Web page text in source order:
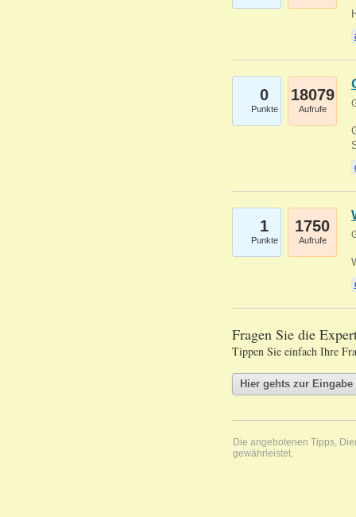
0
Punkte
18079
Aufrufe
1
Punkte
1750
Aufrufe
Fragen Sie die
Tippen Sie einfach Ihre
Die angebotenen Tipps,
gewährleistet.